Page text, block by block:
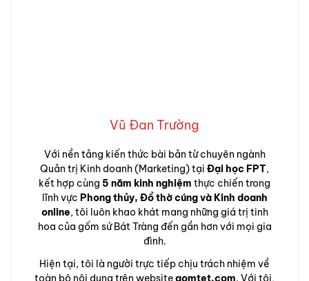
Vũ Đan Trường
Với nền tảng kiến thức bài bản từ chuyên ngành
Quản trị Kinh doanh (Marketing) tại Đại học FPT,
kết hợp cùng 5 năm kinh nghiệm thực chiến trong
lĩnh vực Phong thủy, Đồ thờ cúng và Kinh doanh
online, tôi luôn khao khát mang những giá trị tinh
hoa của gốm sứ Bát Tràng đến gần hơn với mọi gia
đình.
Hiện tại, tôi là người trực tiếp chịu trách nhiệm về